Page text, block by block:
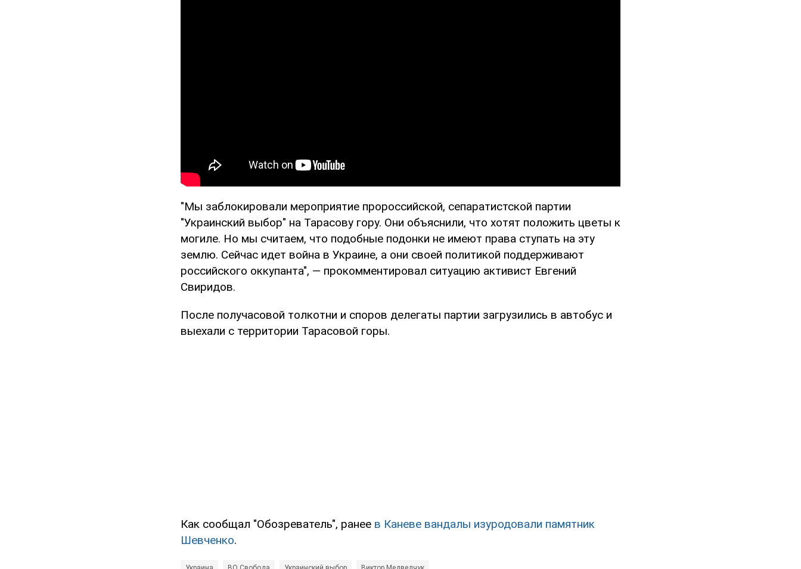
"Мы заблокировали мероприятие пророссийской, сепаратистской партии
"Украинский выбор" на Тарасову гору. Они объяснили, что хотят положить цветы к
могиле. Но мы считаем, что подобные подонки не имеют права ступать на эту
землю. Сейчас идет война в Украине, а они своей политикой поддерживают
российского оккупанта", — прокомментировал ситуацию активист Евгений
Свиридов.
После получасовой толкотни и споров делегаты партии загрузились в автобус и
выехали с территории Тарасовой горы.
Как сообщал "Обозреватель", ранее в Каневе вандалы изуродовали памятник
Шевченко.